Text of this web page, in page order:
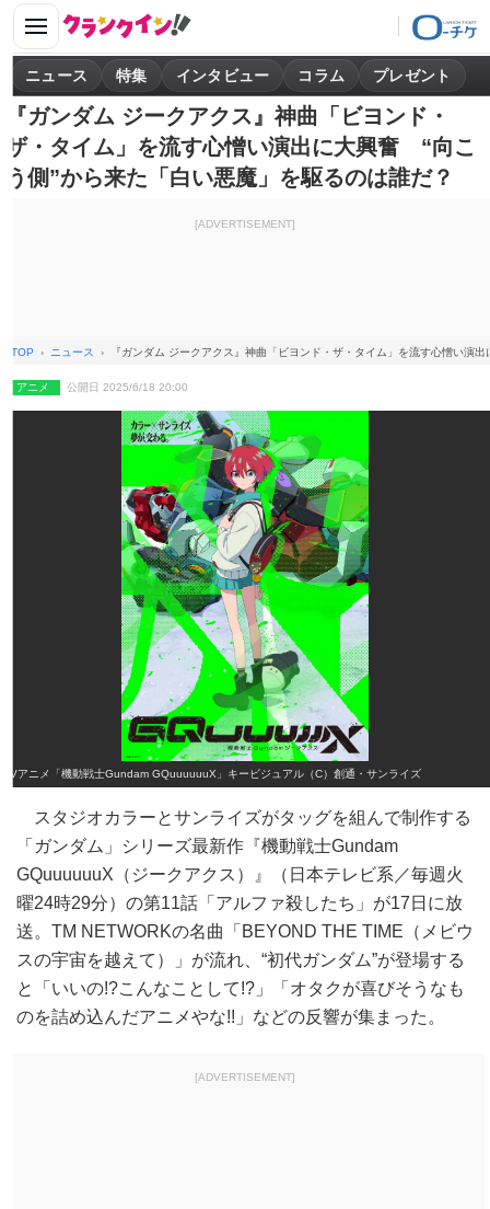
ニュース 特集 インタビュー コラム プレゼント
『ガンダム ジークアクス』神曲「ビヨンド・
ザ・タイム」を流す心憎い演出に大興奮 “向こ
う側”から来た「白い悪魔」を駆るのは誰だ？
[ADVERTISEMENT]
TOP ニュース 『ガンダム ジークアクス』神曲「ビヨンド・ザ・タイム」を流す心憎い演
アニメ 公開日 2025/6/18 20:00
TVアニメ「機動戦士Gundam GQuuuuuuX」キービジュアル（C）創通・サンライズ
スタジオカラーとサンライズがタッグを組んで制作する
「ガンダム」シリーズ最新作『機動戦士Gundam
GQuuuuuuX（ジークアクス）』（日本テレビ系／毎週火
曜24時29分）の第11話「アルファ殺したち」が17日に放
送。TM NETWORKの名曲「BEYOND THE TIME（メビウ
スの宇宙を越えて）」が流れ、“初代ガンダム”が登場する
と「いいの!?こんなことして!?」「オタクが喜びそうなも
のを詰め込んだアニメやな!!」などの反響が集まった。
[ADVERTISEMENT]